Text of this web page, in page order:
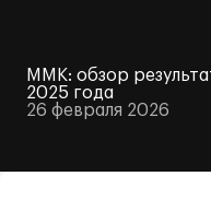
ММК: обзор
2025 года
26 февраля 2026